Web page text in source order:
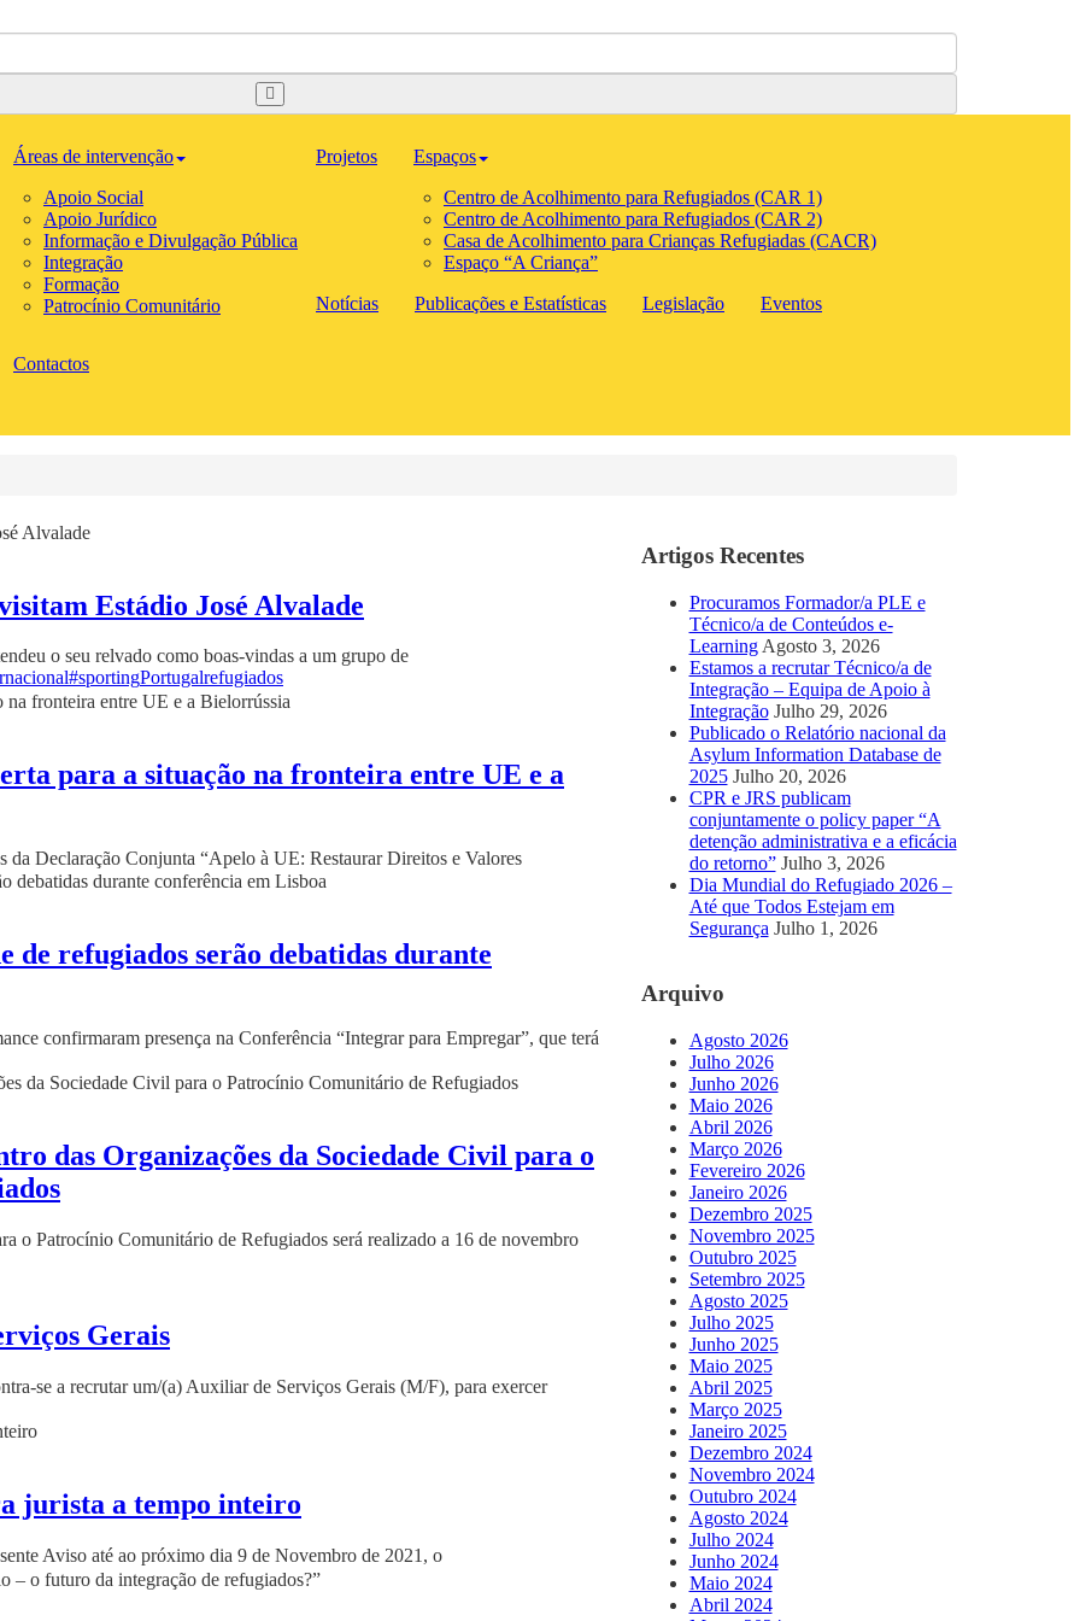
Áreas de intervenção
Apoio Social
Apoio Jurídico
Informação e Divulgação Pública
Integração
Formação
Patrocínio Comunitário
Projetos
Espaços
Centro de Acolhimento para Refugiados (CAR 1)
Centro de Acolhimento para Refugiados (CAR 2)
Casa de Acolhimento para Crianças Refugiadas (CACR)
Espaço “A Criança”
Notícias
Publicações e Estatísticas Legislação Eventos
Contactos
Estádio José Alvalade
o seu relvado como boas-vindas a um grupo de
#sportingPortugalrefugiados
para a situação na fronteira entre UE e a
da Declaração Conjunta “Apelo à UE: Restaurar Direitos e Valores
refugiados serão debatidas durante
confirmaram presença na Conferência “Integrar para Empregar”, que terá
das Organizações da Sociedade Civil para o
o Patrocínio Comunitário de Refugiados será realizado a 16 de novembro
Gerais
se a recrutar um/(a) Auxiliar de Serviços Gerais (M/F), para exercer
jurista a tempo inteiro
Aviso até ao próximo dia 9 de Novembro de 2021, o
Artigos Recentes
Procuramos Formador/a PLE e
Técnico/a de Conteúdos e-
Learning Agosto 3, 2026
Estamos a recrutar Técnico/a de
Integração – Equipa de Apoio à
Integração Julho 29, 2026
Publicado o Relatório nacional da
Asylum Information Database de
2025 Julho 20, 2026
CPR e JRS publicam
conjuntamente o policy paper “A
detenção administrativa e a eficácia
do retorno” Julho 3, 2026
Dia Mundial do Refugiado 2026 –
Até que Todos Estejam em
Segurança Julho 1, 2026
Arquivo
Agosto 2026
Julho 2026
Junho 2026
Maio 2026
Abril 2026
Março 2026
Fevereiro 2026
Janeiro 2026
Dezembro 2025
Novembro 2025
Outubro 2025
Setembro 2025
Agosto 2025
Julho 2025
Junho 2025
Maio 2025
Abril 2025
Março 2025
Janeiro 2025
Dezembro 2024
Novembro 2024
Outubro 2024
Agosto 2024
Julho 2024
Junho 2024
Maio 2024
Abril 2024